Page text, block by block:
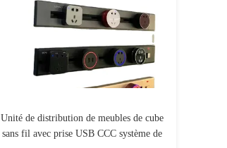
Unité de distribution de meubles de cube
sans fil avec prise USB CCC système de